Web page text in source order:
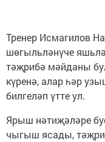
Тренер Исмагилов
шөгыльләнүче
тәҗрибә мәйданы
күренә, алар һәр
билгеләп үтте ул.
Ярыш нәтиҗәләре
чыгыш ясады,